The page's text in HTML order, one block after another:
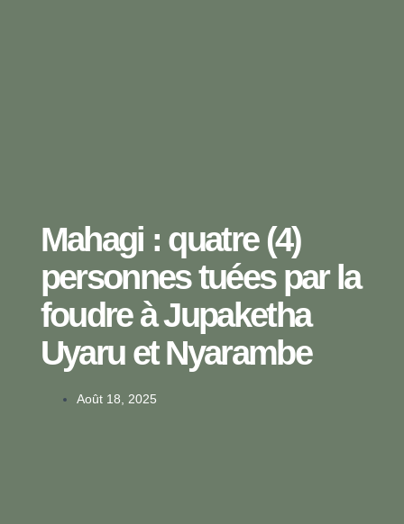
Mahagi : quatre (4)
personnes tuées par la
foudre à Jupaketha
Uyaru et Nyarambe
Août 18, 2025